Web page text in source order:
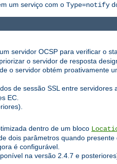
um serviço com o Type=notify
servidor OCSP para verificar o
o servidor de resposta
o servidor obtém proativamente
de sessão SSL entre servidores
EC.
dentro de um bloco
dois parâmetros quando
é configurável.
na versão 2.4.7 e